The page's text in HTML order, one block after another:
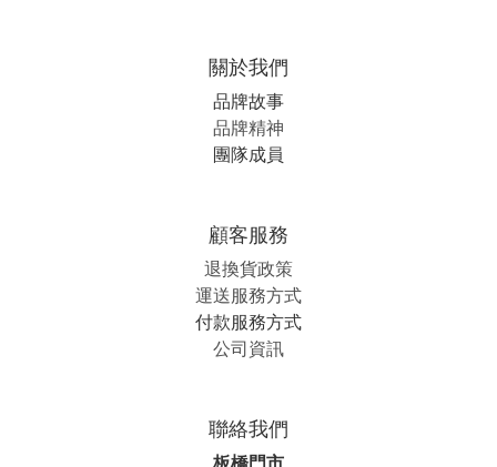
關於我們
品牌故事
品牌精神
團隊成員
顧客服務
退換貨政策
運送服務方式
付款服務方式
公司資訊
聯絡我們